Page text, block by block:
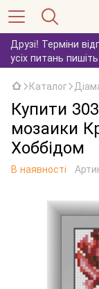
Друзі! Терміни
усіх питань
Каталог
Купити
мозаики
Хоббідом
В наявності